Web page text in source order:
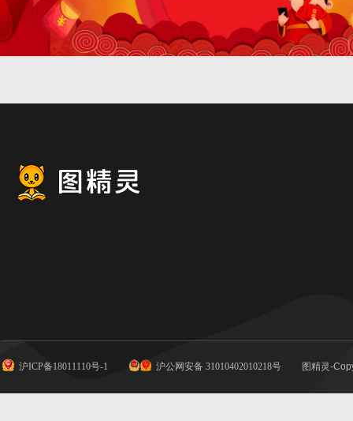
沪ICP备18011110号-1 沪公网安备 31010402010218号 图精灵-